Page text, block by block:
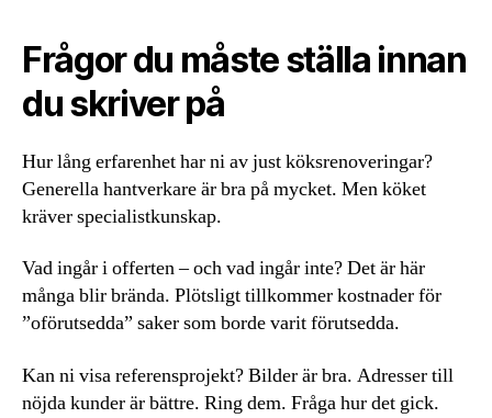
Frågor du måste ställa innan
du skriver på
Hur lång erfarenhet har ni av just köksrenoveringar?
Generella hantverkare är bra på mycket. Men köket
kräver specialistkunskap.
Vad ingår i offerten – och vad ingår inte? Det är här
många blir brända. Plötsligt tillkommer kostnader för
”oförutsedda” saker som borde varit förutsedda.
Kan ni visa referensprojekt? Bilder är bra. Adresser till
nöjda kunder är bättre. Ring dem. Fråga hur det gick.